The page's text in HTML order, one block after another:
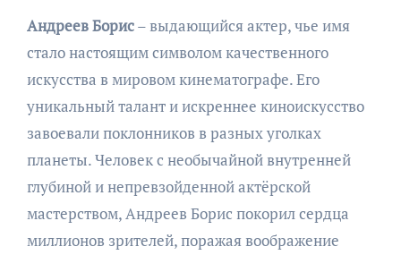
Андреев Борис– выдающийся актер, чье имя
стало настоящим символом качественного
искусства в мировом кинематографе. Его
уникальный талант и искреннее киноискусство
завоевали поклонников в разных уголках
планеты. Человек с необычайной внутренней
глубиной и непревзойденной актёрской
мастерством, Андреев Борис покорил сердца
миллионов зрителей, поражая воображение